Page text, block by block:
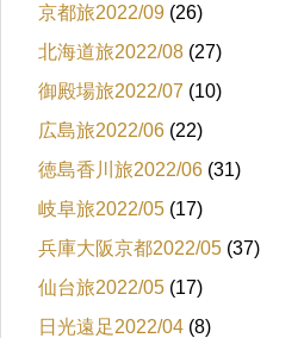
京都旅2022/09 (26)
北海道旅2022/08 (27)
御殿場旅2022/07 (10)
広島旅2022/06 (22)
徳島香川旅2022/06 (31)
岐阜旅2022/05 (17)
兵庫大阪京都2022/05 (37)
仙台旅2022/05 (17)
日光遠足2022/04 (8)